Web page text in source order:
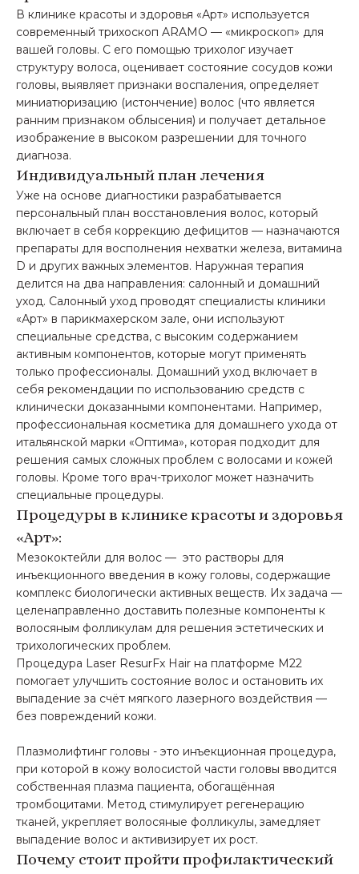
В клинике красоты и здоровья «Арт» используется
современный трихоскоп ARAMO — «микроскоп» для
вашей головы. С его помощью трихолог изучает
структуру волоса, оценивает состояние сосудов кожи
головы, выявляет признаки воспаления, определяет
миниатюризацию (истончение) волос (что является
ранним признаком облысения) и получает детальное
изображение в высоком разрешении для точного
диагноза.
Индивидуальный план лечения
Уже на основе диагностики разрабатывается
персональный план восстановления волос, который
включает в себя коррекцию дефицитов — назначаются
препараты для восполнения нехватки железа, витамина
D и других важных элементов. Наружная терапия
делится на два направления: салонный и домашний
уход. Салонный уход проводят специалисты клиники
«Арт» в парикмахерском зале, они используют
специальные средства, с высоким содержанием
активным компонентов, которые могут применять
только профессионалы. Домашний уход включает в
себя рекомендации по использованию средств с
клинически доказанными компонентами. Например,
профессиональная косметика для домашнего ухода от
итальянской марки «Оптима», которая подходит для
решения самых сложных проблем с волосами и кожей
головы. Кроме того врач-трихолог может назначить
специальные процедуры.
Процедуры в клинике красоты и здоровья
«Арт»:
Мезококтейли для волос — это растворы для
инъекционного введения в кожу головы, содержащие
комплекс биологически активных веществ. Их задача —
целенаправленно доставить полезные компоненты к
волосяным фолликулам для решения эстетических и
трихологических проблем.
Процедура Laser ResurFx Hair на платформе М22
помогает улучшить состояние волос и остановить их
выпадение за счёт мягкого лазерного воздействия —
без повреждений кожи.
Плазмолифтинг головы - это инъекционная процедура,
при которой в кожу волосистой части головы вводится
собственная плазма пациента, обогащённая
тромбоцитами. Метод стимулирует регенерацию
тканей, укрепляет волосяные фолликулы, замедляет
выпадение волос и активизирует их рост.
Почему стоит пройти профилактический